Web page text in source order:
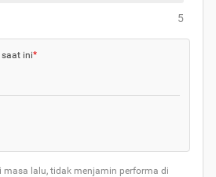
5
ini*
masa lalu, tidak menjamin performa di